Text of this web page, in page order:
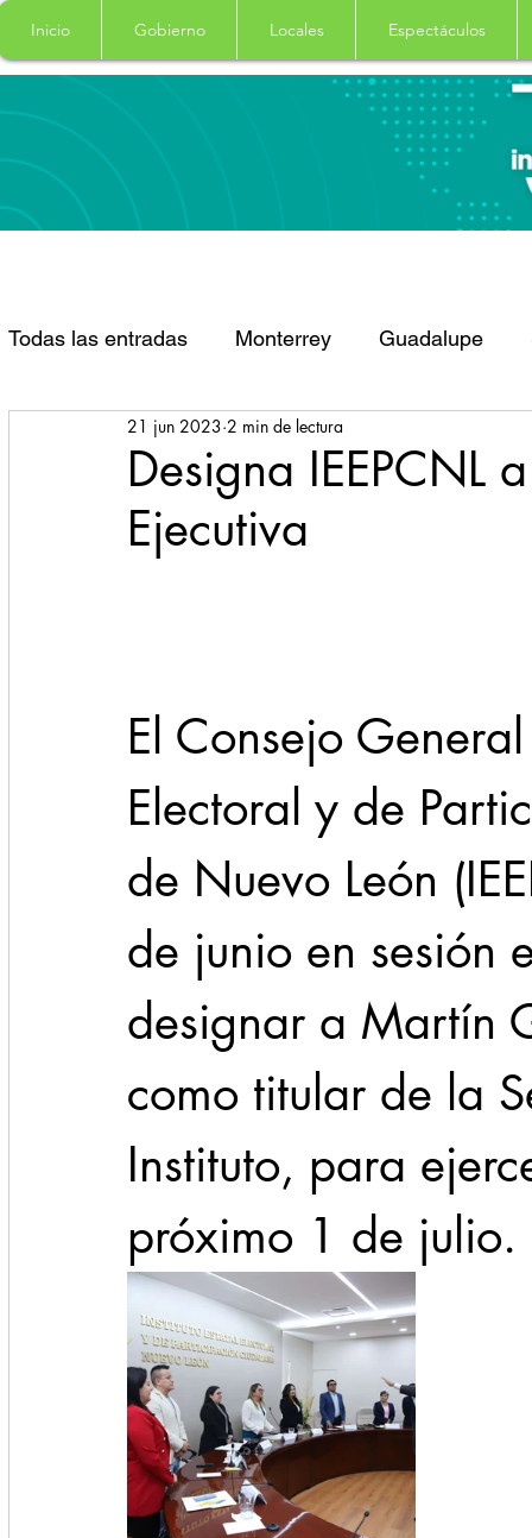
Inicio Gobierno Locales Espectáculos
Todas las entradas Monterrey Guadalupe
Santa Catarina San Pedro Garza Garcia
Espectaculos Clima
Seguridad 1 enero 31abr
Designa IEEPCNL
Ejecutiva
21 jun 2023 2 min de lectura
El Consejo
Electoral y de
de Nuevo León
de junio en sesión
designar a Martín
como titular de la
Instituto, para
próximo 1 de julio.